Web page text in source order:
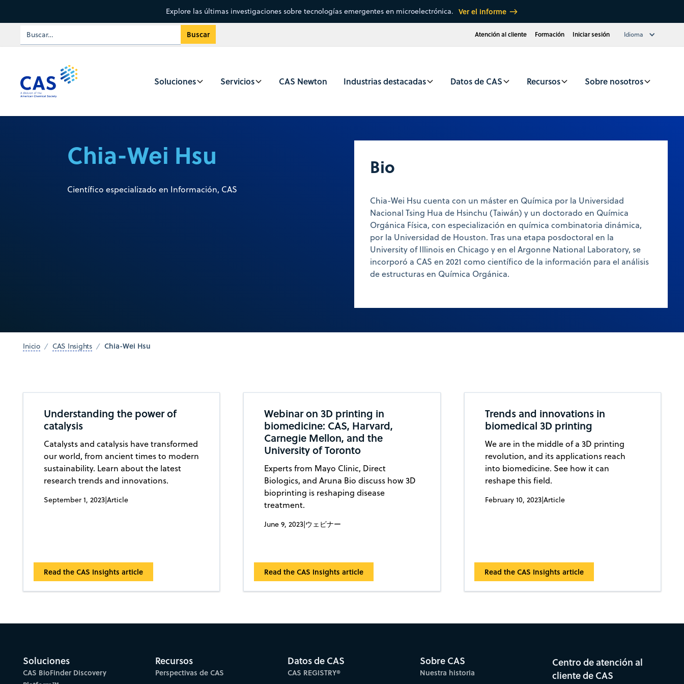
Explore las últimas investigaciones sobre tecnologías emergentes en microelectrónica. Ver el informe
Atención al cliente Formación Iniciar sesión Idioma
Soluciones Servicios CAS Newton Industrias destacadas Datos de CAS Recursos Sobre nosotros
Chia-Wei Hsu
Científico especializado en Información, CAS
Bio
Chia-Wei Hsu cuenta con un máster en Química por la Universidad
Nacional Tsing Hua de Hsinchu (Taiwán) y un doctorado en Química
Orgánica Física, con especialización en química combinatoria dinámica,
por la Universidad de Houston. Tras una etapa posdoctoral en la
University of Illinois en Chicago y en el Argonne National Laboratory, se
incorporó a CAS en 2021 como científico de la información para el análisis
de estructuras en Química Orgánica.
Inicio CAS Insights Chia-Wei Hsu
Understanding the power of
catalysis
Catalysts and catalysis have transformed
our world, from ancient times to modern
sustainability. Learn about the latest
research trends and innovations.
September 1, 2023|Article
Read the CAS Insights article
Webinar on 3D printing in
biomedicine: CAS, Harvard,
Carnegie Mellon, and the
University of Toronto
Experts from Mayo Clinic, Direct
Biologics, and Aruna Bio discuss how 3D
bioprinting is reshaping disease
treatment.
June 9, 2023|ウェビナー
Read the CAS Insights article
Trends and innovations in
biomedical 3D printing
We are in the middle of a 3D printing
revolution, and its applications reach
into biomedicine. See how it can
reshape this field.
February 10, 2023|Article
Read the CAS Insights article
Soluciones
CAS BioFinder Discovery
Recursos
Perspectivas de CAS
Datos de CAS
CAS REGISTRY®
Sobre CAS
Nuestra historia
Centro de atención al
cliente de CAS